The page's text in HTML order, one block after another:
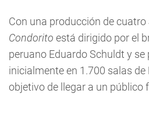
Con una producción de cuatro
Condorito está dirigido por el
peruano Eduardo Schuldt y se
inicialmente en 1.700 salas de
objetivo de llegar a un público